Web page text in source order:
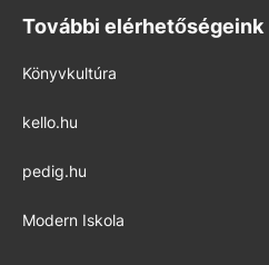
További elérhetőségeink
Könyvkultúra
kello.hu
pedig.hu
Modern Iskola